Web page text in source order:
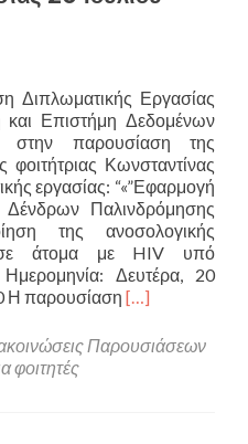
Διπλωματικής Εργασίας
και Επιστήμη Δεδομένων
στην παρουσίαση της
φοιτήτριας Κωνσταντίνας
εργασίας: “«”Εφαρμογή
Δένδρων Παλινδρόμησης
της ανοσολογικής
σε άτομα με HIV υπό
Δευτέρα, 20
Η παρουσίαση Read
about
[…]
Παρουσιάσεων
φοιτητές